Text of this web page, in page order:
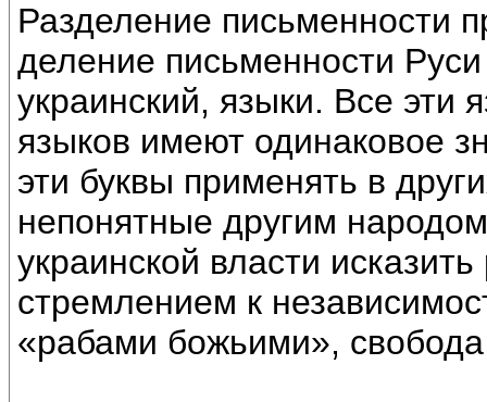
Разделение письменности
деление письменности
украинский, языки. Все эти
языков имеют одинаковое
эти буквы применять в
непонятные другим
украинской власти
стремлением к
«рабами божьими», свобода